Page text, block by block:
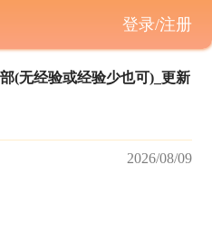
(无经验或经验少也可)_更新
2026/08/09
登录/注册